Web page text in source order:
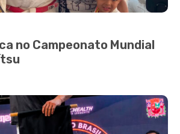
no Campeonato Mundial